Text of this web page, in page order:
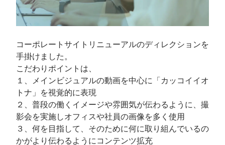
コーポレートサイトリニューアルのディレクションを
手掛けました。
こだわりポイントは、
１、メインビジュアルの動画を中心に「カッコイイオ
トナ」を視覚的に表現
２、普段の働くイメージや雰囲気が伝わるように、撮
影会を実施しオフィスや社員の画像を多く使用
３、何を目指して、そのために何に取り組んでいるの
かがより伝わるようにコンテンツ拡充